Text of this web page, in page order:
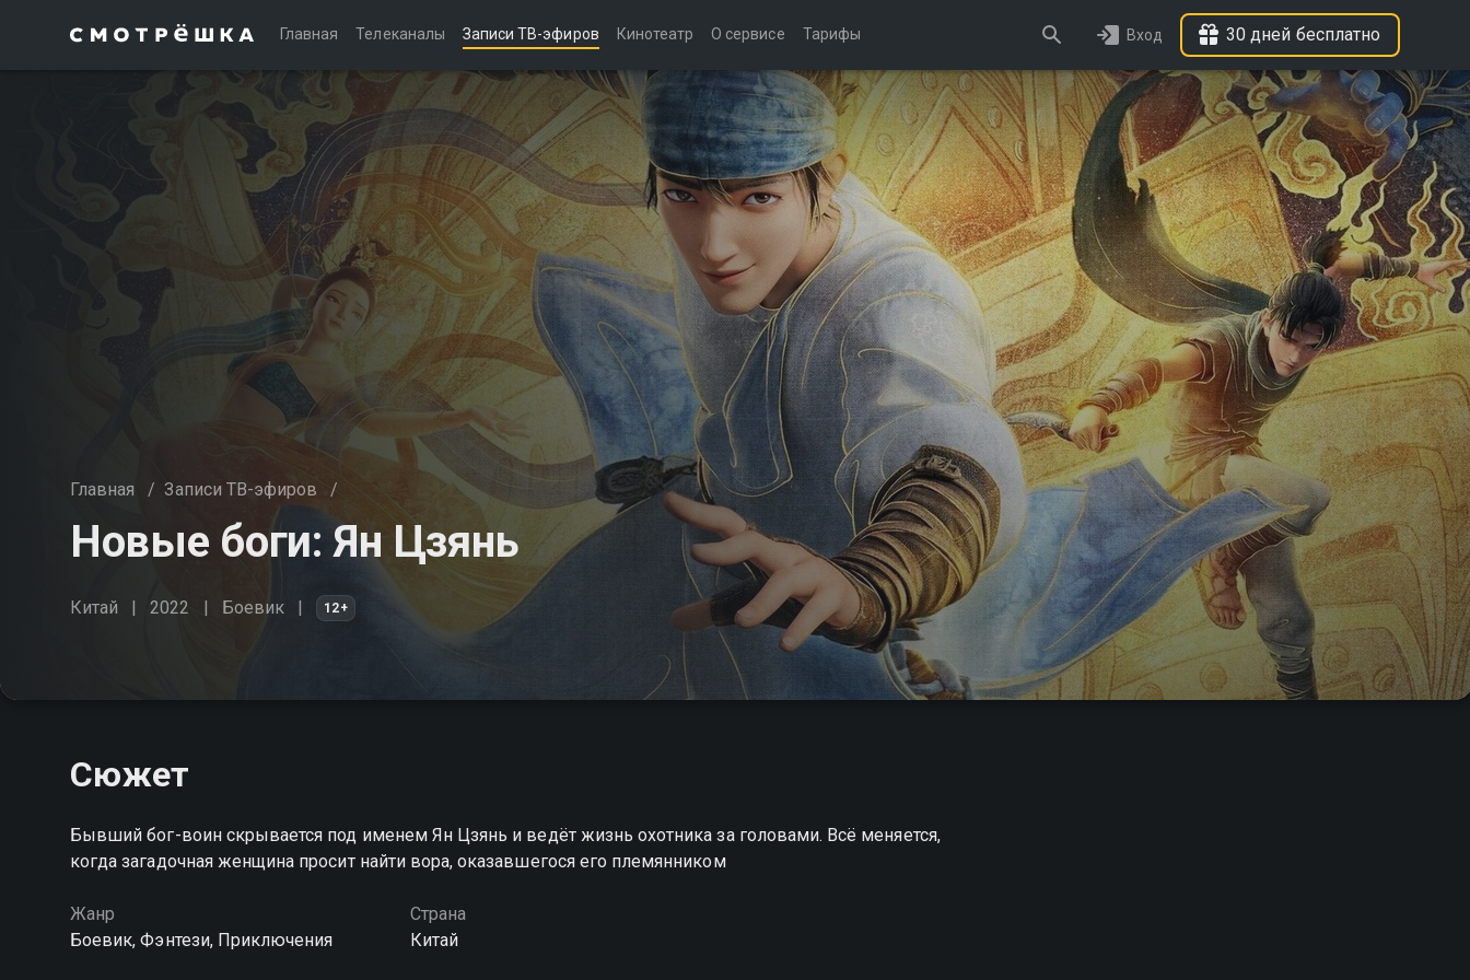
Главная Телеканалы Записи ТВ-эфиров Кинотеатр О сервисе Тарифы Вход 30 дней бесплатно
Главная / Записи ТВ-эфиров /
Новые боги: Ян Цзянь
Китай 2022 Боевик 12+
Сюжет
Бывший бог-воин скрывается под именем Ян Цзянь и ведёт жизнь охотника за головами. Всё меняется,
когда загадочная женщина просит найти вора, оказавшегося его племянником
Жанр
Боевик, Фэнтези, Приключения
Страна
Китай